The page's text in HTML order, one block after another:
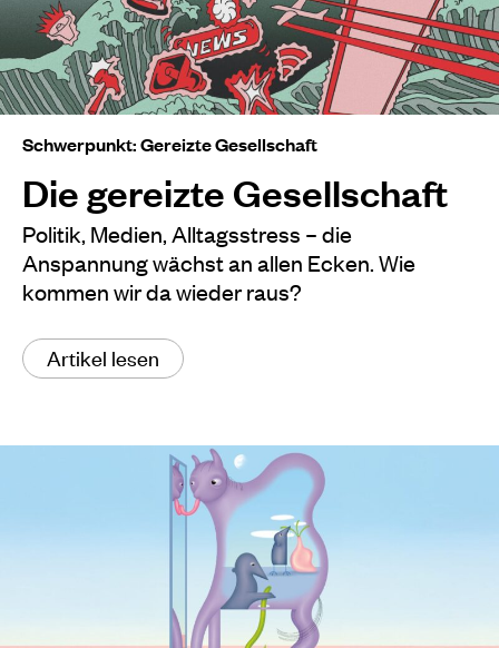
Schwerpunkt: Gereizte Gesellschaft
Die gereizte Gesellschaft
Politik, Medien, Alltagsstress – die
Anspannung wächst an allen Ecken. Wie
kommen wir da wieder raus?
Artikel lesen